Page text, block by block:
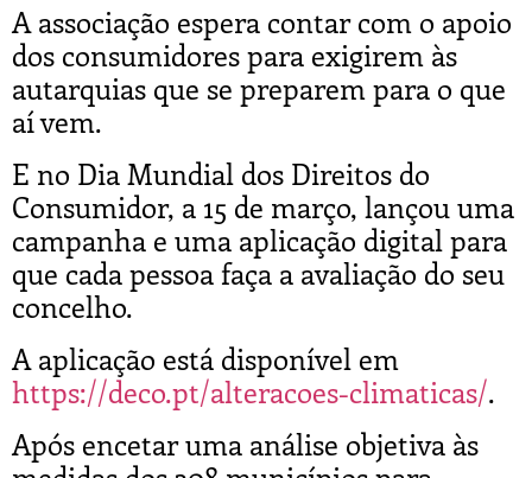
A associação espera contar com o apoio
dos consumidores para exigirem às
autarquias que se preparem para o que
aí vem.
E no Dia Mundial dos Direitos do
Consumidor, a 15 de março, lançou uma
campanha e uma aplicação digital para
que cada pessoa faça a avaliação do seu
concelho.
A aplicação está disponível em
https://deco.pt/alteracoes-climaticas/.
Após encetar uma análise objetiva às